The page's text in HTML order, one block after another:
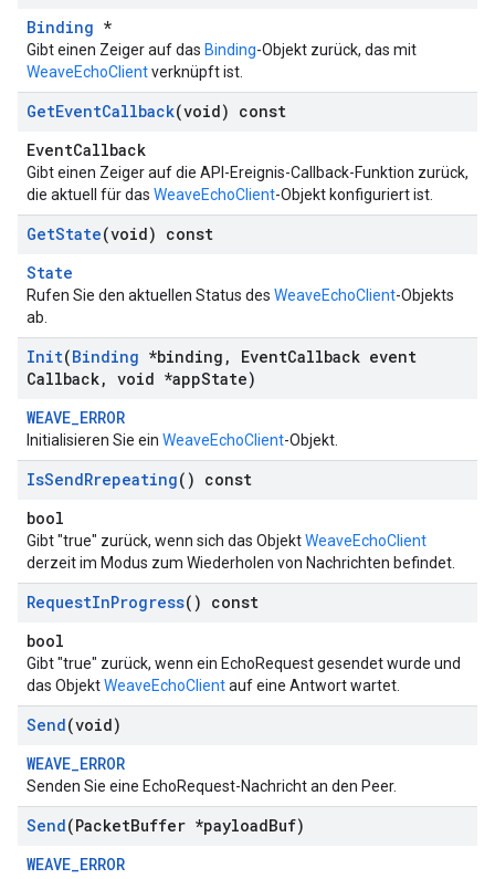
Binding *
Gibt einen Zeiger auf das Binding-Objekt zurück, das mit
WeaveEchoClientverknüpft ist.
GetEventCallback(void) const
EventCallback
Gibt einen Zeiger auf die API-Ereignis-Callback-Funktion zurück,
die aktuell für das WeaveEchoClient-Objekt konfiguriert ist.
GetState(void) const
State
Rufen Sie den aktuellen Status des WeaveEchoClient-Objekts
ab.
Init(Binding *binding , EventCallback event
Callback, void *appState)
WEAVE_ERROR
Initialisieren Sie ein WeaveEchoClient-Objekt.
IsSendRrepeating() const
bool
Gibt "true" zurück, wenn sich das ObjektWeaveEchoClient
derzeit im Modus zum Wiederholen von Nachrichten befindet.
RequestInProgress() const
bool
Gibt "true" zurück, wenn ein EchoRequest gesendet wurde und
das ObjektWeaveEchoClientauf eine Antwort wartet.
Send(void)
WEAVE_ERROR
Senden Sie eine EchoRequest-Nachricht an den Peer.
Send(PacketBuffer *payloadBuf)
WEAVE_ERROR